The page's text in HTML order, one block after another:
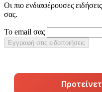
Οι πιο ενδιαφέρουσες
σας.
Το email σας
Εγγραφή στις ειδοποιήσεις